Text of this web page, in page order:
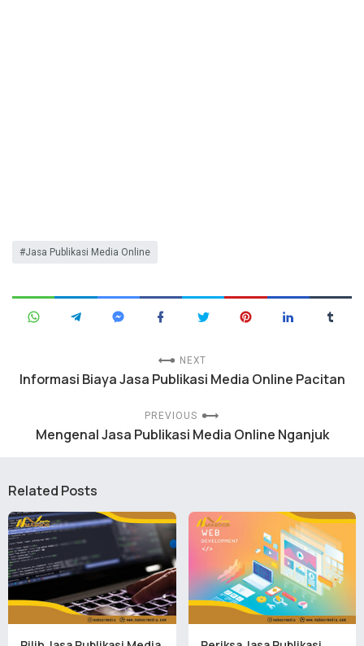
Jasa Publikasi Media Online
NEXT
Informasi Biaya Jasa Publikasi Media Online Pacitan
PREVIOUS
Mengenal Jasa Publikasi Media Online Nganjuk
Related Posts